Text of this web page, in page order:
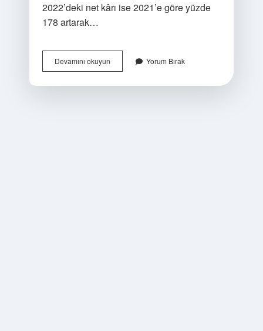
2022’deki net kârı ise 2021’e göre yüzde
178 artarak…
Devamını okuyunBi̇M
Bi̇M
Yorum Bırak